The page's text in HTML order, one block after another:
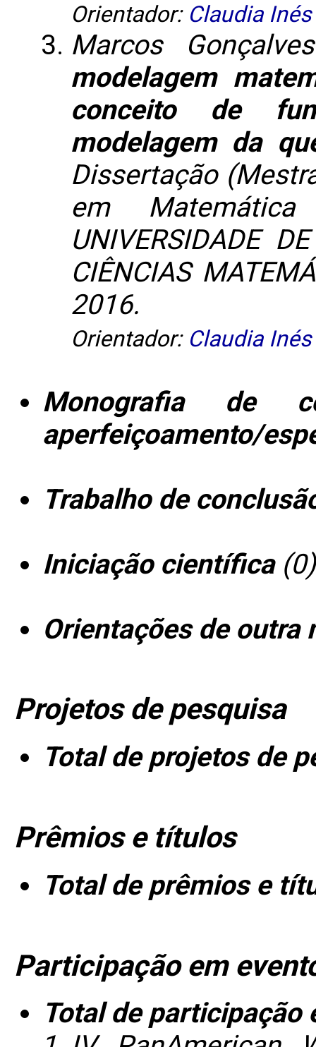
Orientador: Claudia
Marcos
modelagem
conceito de
modelagem da
Dissertação
em
UNIVERSIDADE
CIÊNCIAS
2016.
Orientador: Claudia
Monografia de
aperfeiçoamento/
Trabalho de
Iniciação científica(0)
Orientações de outra
Projetos de pesquisa
Total de projetos de
Prêmios e títulos
Total de prêmios e
Participação em
Total de participação